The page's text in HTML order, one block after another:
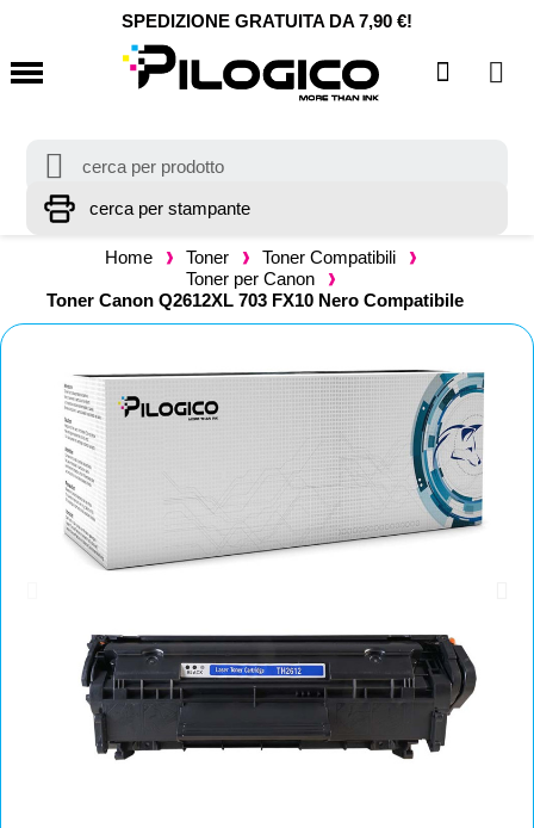
SPEDIZIONE GRATUITA DA 7,90 €!
Home Toner
Toner Compatibili
Toner per Canon
Toner Canon Q2612XL 703 FX10 Nero Compatibile